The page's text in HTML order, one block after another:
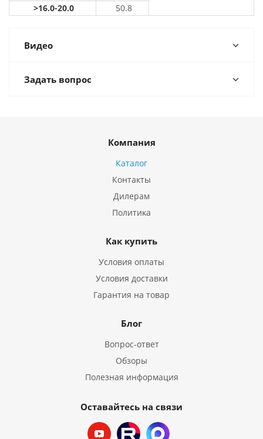
>16.0-20.0
50.8
Видео
Задать вопрос
Компания
Каталог
Контакты
Дилерам
Политика
Как купить
Условия оплаты
Условия доставки
Гарантия на товар
Блог
Вопрос-ответ
Обзоры
Полезная информация
Оставайтесь на связи